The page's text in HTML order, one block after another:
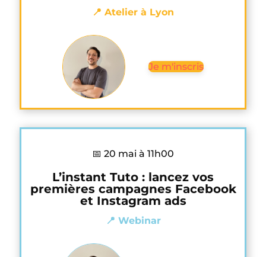
📍 Atelier à Lyon
Je m'inscris
📅 20 mai à 11h00
L’instant Tuto : lancez vos
premières campagnes Facebook
et Instagram ads
📍 Webinar